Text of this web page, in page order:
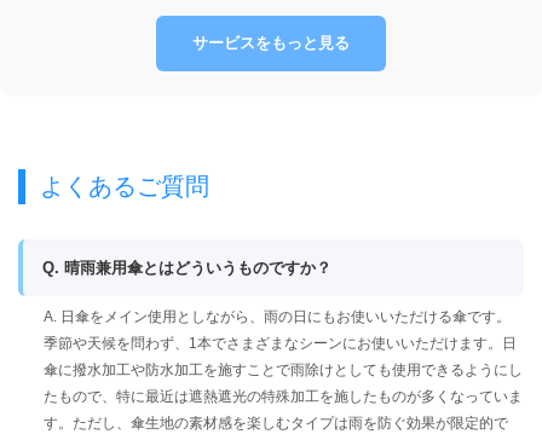
サービスをもっと見る
よくあるご質問
Q. 晴雨兼用傘とはどういうものですか？
A. 日傘をメイン使用としながら、雨の日にもお使いいただける傘です。
季節や天候を問わず、1本でさまざまなシーンにお使いいただけます。日
傘に撥水加工や防水加工を施すことで雨除けとしても使用できるようにし
たもので、特に最近は遮熱遮光の特殊加工を施したものが多くなっていま
す。ただし、傘生地の素材感を楽しむタイプは雨を防ぐ効果が限定的で